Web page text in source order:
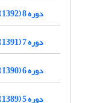
دوره 8 (1392)
دوره 7 (1391)
دوره 6 (1390)
دوره 5 (1389)